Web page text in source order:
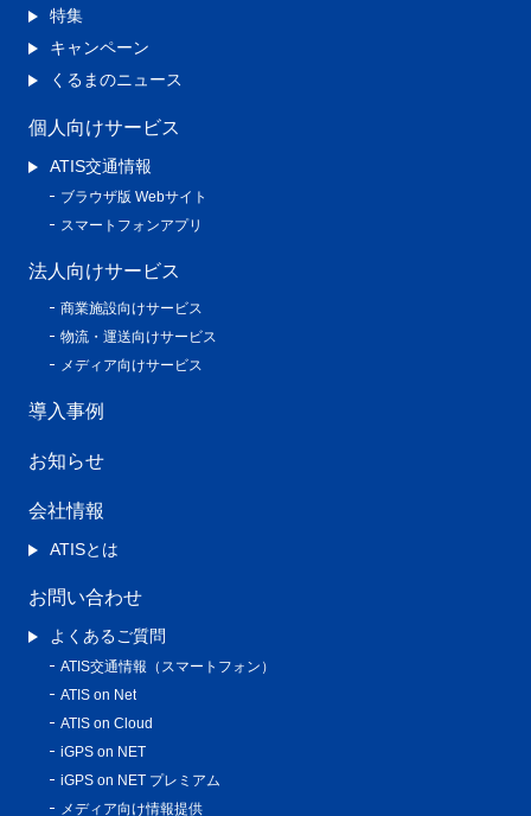
特集
キャンペーン
くるまのニュース
個人向けサービス
ATIS交通情報
ブラウザ版 Webサイト
スマートフォンアプリ
法人向けサービス
商業施設向けサービス
物流・運送向けサービス
メディア向けサービス
導入事例
お知らせ
会社情報
ATISとは
お問い合わせ
よくあるご質問
ATIS交通情報（スマートフォン）
ATIS on Net
ATIS on Cloud
iGPS on NET
iGPS on NET プレミアム
メディア向け情報提供